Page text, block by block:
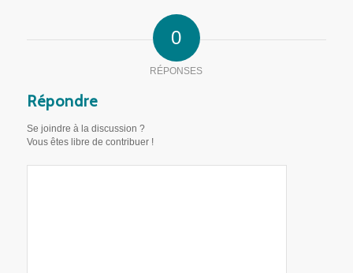
0
RÉPONSES
Répondre
Se joindre à la discussion ?
Vous êtes libre de contribuer !